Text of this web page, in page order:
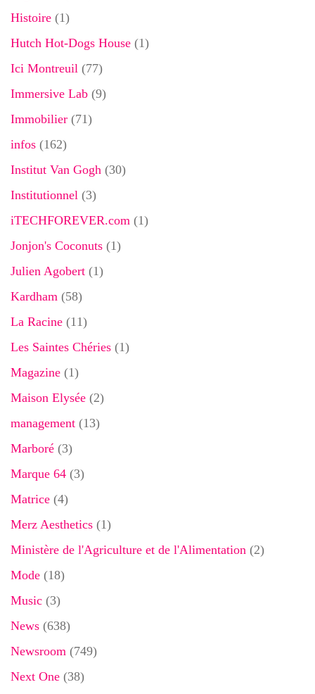
Histoire (1)
Hutch Hot-Dogs House (1)
Ici Montreuil (77)
Immersive Lab (9)
Immobilier (71)
infos (162)
Institut Van Gogh (30)
Institutionnel (3)
iTECHFOREVER.com (1)
Jonjon's Coconuts (1)
Julien Agobert (1)
Kardham (58)
La Racine (11)
Les Saintes Chéries (1)
Magazine (1)
Maison Elysée (2)
management (13)
Marboré (3)
Marque 64 (3)
Matrice (4)
Merz Aesthetics (1)
Ministère de l'Agriculture et de l'Alimentation (2)
Mode (18)
Music (3)
News (638)
Newsroom (749)
Next One (38)